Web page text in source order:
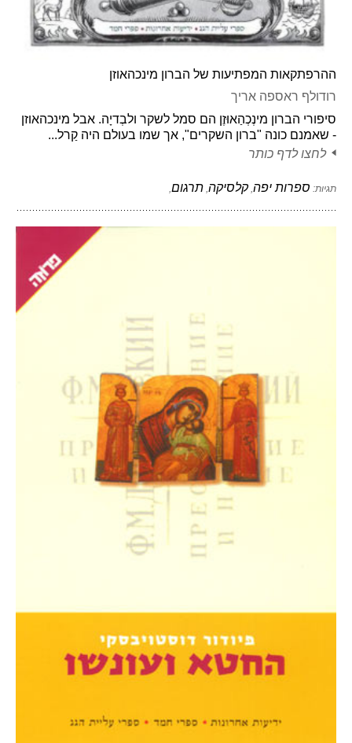
ההרפתקאות המפתיעות של הברון מינכהאוזן
רודולף ראספה אריך
סיפורי הברון מינְכְהַאוּזֶן הם סמל לשקר ולבְדיָה. אבל מינכהאוזן
- שאמנם כונה "ברון השקרים", אך שמו בעולם היה קַרל...
לחצו לדף כותר
תגיות: ספרות יפה ,קלסיקה תרגום